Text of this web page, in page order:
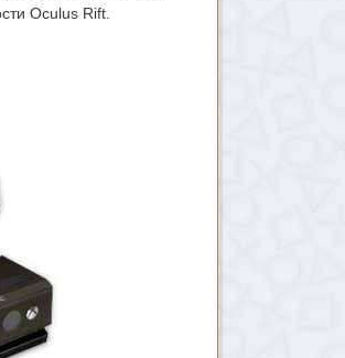
Oculus Rift.